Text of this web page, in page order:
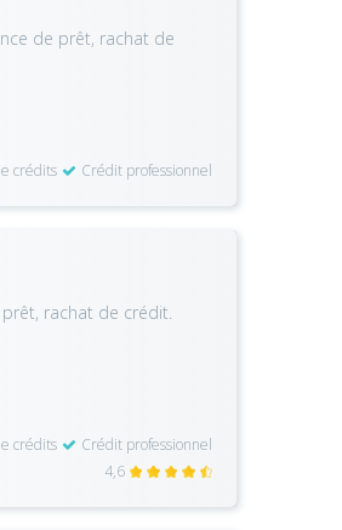
de prêt, rachat de
crédits Crédit professionnel
rachat de crédit.
crédits
Crédit professionnel
4,6